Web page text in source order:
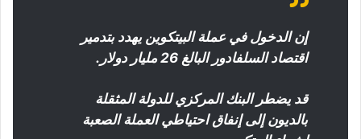
إن الدخول في عملة البيتكوين يهدد بتدمير
اقتصاد السلفادور البالغ 26 مليار دولار.
قد يضطر البنك المركزي للدولة المثقلة
بالديون إلى إنفاق احتياطي العملة الصعبة